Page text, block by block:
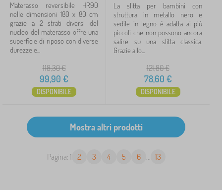
Materasso reversibile HR90
nelle dimensioni 180 x 80 cm
grazie a 2 strati diversi del
nucleo del materasso offre una
superficie di riposo con diverse
durezze e...
118,30€
99,90 €
DISPONIBILE
La slitta per bambini con
struttura in metallo nero e
sedile in legno è adatta ai più
piccoli che non possono ancora
salire su una slitta classica.
Grazie allo...
121,80€
78,60 €
DISPONIBILE
Pagina: 1 2 3 4 5 6 ... 13